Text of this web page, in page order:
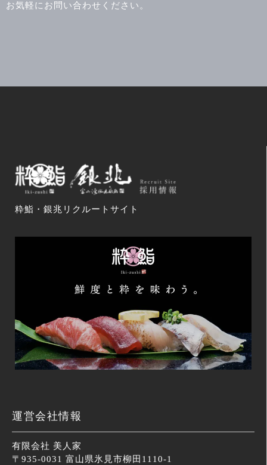
お気軽にお問い合わせください。
粋鮨・銀兆リクルートサイト
運営会社情報
有限会社 美人家
〒935-0031 富山県氷見市柳田1110-1